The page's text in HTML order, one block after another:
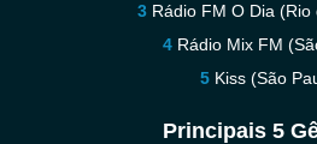
Rádio FM O Dia (Rio
Rádio Mix FM
Kiss (São
Principais 5